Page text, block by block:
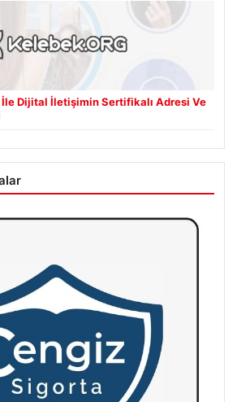
Dijital İletişimin Sertifikalı Adresi Ve